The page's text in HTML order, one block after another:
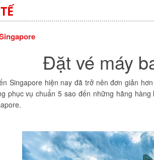
Đặt vé máy
Singapore hiện nay đã trở nên đơn giản
phục vụ chuẩn 5 sao đến những hãng